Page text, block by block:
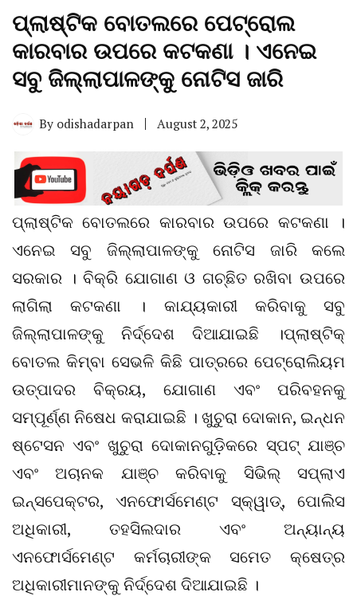
ପ୍ଲାଷ୍ଟିକ ବୋତଲରେ ପେଟ୍ରୋଲ
କାରବାର ଉପରେ କଟକଣା । ଏନେଇ
ସବୁ ଜିଲ୍ଲାପାଳଙ୍କୁ ନୋଟିସ ଜାରି
By odishadarpan August 2, 2025
ପ୍ଲାଷ୍ଟିକ ବୋତଲରେ କାରବାର ଉପରେ କଟକଣା ।
ଏନେଇ ସବୁ ଜିଲ୍ଲାପାଳଙ୍କୁ ନୋଟିସ ଜାରି କଲେ
ସରକାର । ବିକ୍ରି ଯୋଗାଣ ଓ ଗଚ୍ଛିତ ରଖିବା ଉପରେ
ଲାଗିଲା କଟକଣା । କାଯ୍ୟକାରୀ କରିବାକୁ ସବୁ
ଜିଲ୍ଲାପାଳଙ୍କୁ ନିର୍ଦ୍ଦେଶ ଦିଆଯାଇଛି ।ପ୍ଲାଷ୍ଟିକ୍
ବୋତଲ କିମ୍ବା ସେଭଳି କିଛି ପାତ୍ରରେ ପେଟ୍ରୋଲିୟମ
ଉତ୍ପାଦର ବିକ୍ରୟ, ଯୋଗାଣ ଏବଂ ପରିବହନକୁ
ସମ୍ପୂର୍ଣ୍ଣ ନିଷେଧ କରାଯାଇଛି । ଖୁଚୁରା ଦୋକାନ, ଇନ୍ଧନ
ଷ୍ଟେସନ ଏବଂ ଖୁଚୁରା ଦୋକାନଗୁଡ଼ିକରେ ସ୍ପଟ୍ ଯାଞ୍ଚ
ଏବଂ ଅଚାନକ ଯାଞ୍ଚ କରିବାକୁ ସିଭିଲ୍ ସପ୍ଲାଏ
ଇନ୍ସପେକ୍ଟର, ଏନଫୋର୍ସମେଣ୍ଟ ସ୍କ୍ୱାଡ୍, ପୋଲିସ
ଅଧିକାରୀ, ତହସିଲଦାର ଏବଂ ଅନ୍ୟାନ୍ୟ
ଏନଫୋର୍ସମେଣ୍ଟ କର୍ମଚାରୀଙ୍କ ସମେତ କ୍ଷେତ୍ର
ଅଧିକାରୀମାନଙ୍କୁ ନିର୍ଦ୍ଦେଶ ଦିଆଯାଇଛି ।